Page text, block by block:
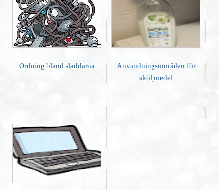
Ordning bland sladdarna
Användningsområden för
sköljmedel